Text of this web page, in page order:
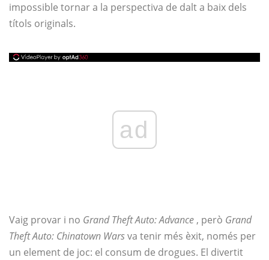
impossible tornar a la perspectiva de dalt a baix dels
títols originals.
ad
Vaig provar i no Grand Theft Auto: Advance , però Grand
Theft Auto: Chinatown Warsva tenir més èxit, només per
un element de joc: el consum de drogues. El divertit